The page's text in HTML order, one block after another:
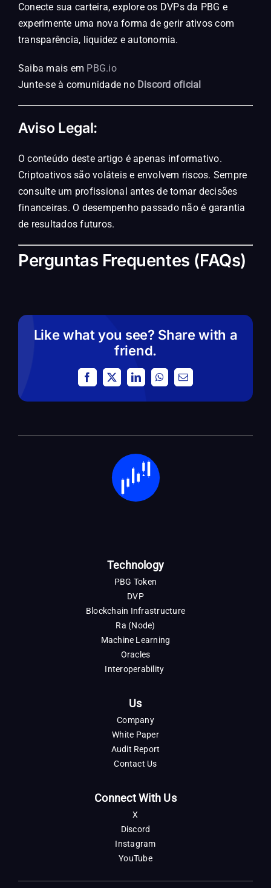
Conecte sua carteira, explore os DVPs da PBG e
experimente uma nova forma de gerir ativos com
transparência, liquidez e autonomia.
Saiba mais em PBG.io
Junte-se à comunidade no Discord oficial
Aviso Legal:
O conteúdo deste artigo é apenas informativo.
Criptoativos são voláteis e envolvem riscos. Sempre
consulte um profissional antes de tomar decisões
financeiras. O desempenho passado não é garantia
de resultados futuros.
Perguntas Frequentes (FAQs)
Like what you see? Share with a
friend.
Facebook
X LinkedInWhatsApp
Email
Technology
PBG Token
DVP
Blockchain Infrastructure
Ra (Node)
Machine Learning
Oracles
Interoperability
Us
Company
White Paper
Audit Report
Contact Us
Connect With Us
X
Discord
Instagram
YouTube